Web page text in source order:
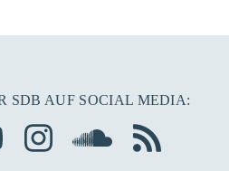
SDB AUF SOCIAL MEDIA: